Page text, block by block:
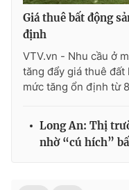
® Cấm sao chép dưới
thông tin từ website này.
Giá thuê bất động
định
VTV.vn - Nhu cầu ở
tăng đẩy giá thuê
mức tăng ổn định từ
Long An: Thị
nhờ “cú hích”